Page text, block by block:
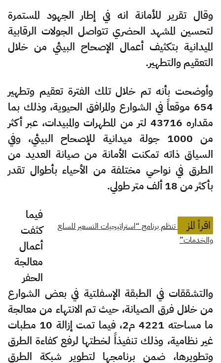
وقال تقرير للأمانة انه في إطار الجهود المستمرة
لتحسين المشهد الحضري تتواصل الجولات الرقابية
الميدانية بتكثيف أعمال الإصحاح البيئي من خلال
التعقيم والتطهير.
وأوضحت بأنه تم خلال تلك الفترة تعقيم وتطهير
654 موقعاً في الشوارع والمرافق الحيوية، وذلك بما
مقداره 43716 لتر من المطهرات والمبيدات، عبر أكثر
من 1000 جولة ميدانية للإصحاح البيئي، وفي
السياق ذاته تمكنت الأمانة من صيانة العديد من
الطرق في نواحي مختلفة من الأحياء بأطوال تقدر
بأكثر من 18 ألف متر طولي.
اقرأ المز
تنظم برنامج “استراتيجيات التسعير للسلع
والخدمات”
فيما
كثفت
أعمال
معالجة
الحفر
والتشققات في الطبقة الإسفلتية في بعض الشوارع
من خلال فرق الصيانة، حيث تم الانتهاء من معالجة
ما مساحته 4221 م2، فيما تمت إزالة 10 مطبات
غير نظامية، وذلك تنفيذاً لخطتها لرفع كفاءة الطرق
وتطويرها، ضمن برنامجها لتطوير شبكة الطرق